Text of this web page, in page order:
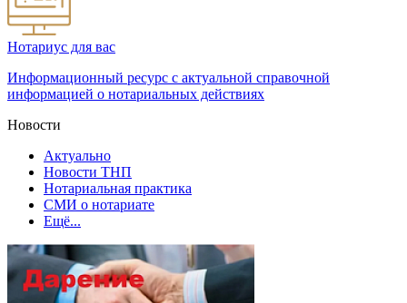
Нотариус для вас
Информационный ресурс с актуальной справочной
информацией о нотариальных действиях
Новости
Актуально
Новости ТНП
Нотариальная практика
СМИ о нотариате
Ещё...